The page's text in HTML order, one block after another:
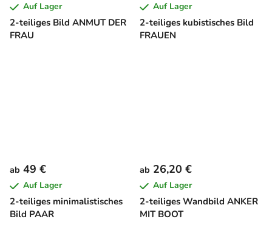
2-teiliges Bild ANMUT DER
FRAU
Auf Lager
2-teiliges kubistisches Bild
FRAUEN
Auf Lager
2-teiliges minimalistisches
Bild PAAR
ab 49 €
Auf Lager
2-teiliges Wandbild ANKER
MIT BOOT
ab 26,20 €
Auf Lager